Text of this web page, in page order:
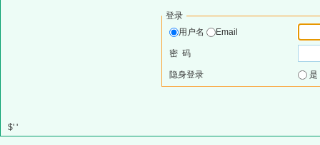
登录
用户名
Email
密 码
隐身登录
$' '